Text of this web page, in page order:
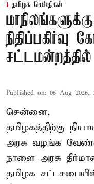
தமிழக செய்திகள்
நிதிப்பகிர்வு
Published on: 06 Aug 2026,
சென்னை,
தமிழகத்திற்கு
அரசு வழங்க
நாளை அரசு
தமிழக